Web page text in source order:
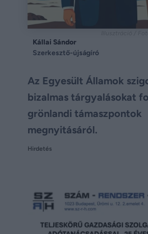
Kállai Sándor
Szerkesztő-újságíró
Az Egyesült Államok
bizalmas tárgyalásokat
grönlandi támaszpontok
megnyitásáról.
Hirdetés